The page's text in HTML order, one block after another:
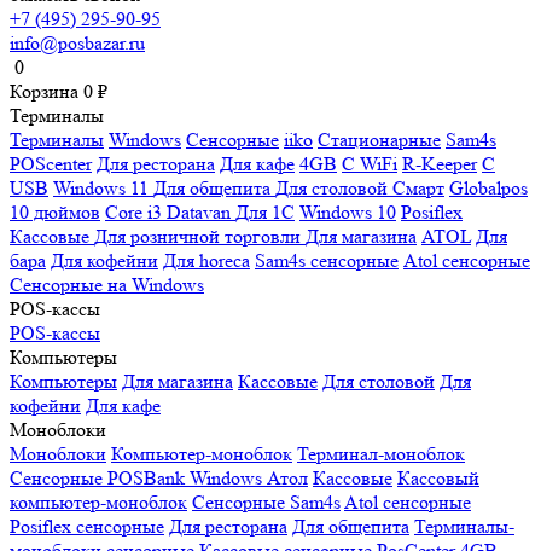
+7 (495) 295-90-95
info@posbazar.ru
0
Корзина 0 ₽
Терминалы
Терминалы Windows Сенсорные iiko Стационарные Sam4s
POScenter Для ресторана Для кафе 4GB С WiFi R-Keeper С
USB Windows 11 Для общепита Для столовой Смарт Globalpos
10 дюймов Core i3 Datavan Для 1С Windows 10 Posiflex
Кассовые Для розничной торговли Для магазина ATOL Для
бара Для кофейни Для horeca Sam4s сенсорные Atol сенсорные
Сенсорные на Windows
POS-кассы
POS-кассы
Компьютеры
Компьютеры Для магазина Кассовые Для столовой Для
кофейни Для кафе
Моноблоки
Моноблоки Компьютер-моноблок Терминал-моноблок
Сенсорные POSBank Windows Атол Кассовые Кассовый
компьютер-моноблок Сенсорные Sam4sAtol сенсорные
Posiflex сенсорные Для ресторана Для общепита Терминалы-